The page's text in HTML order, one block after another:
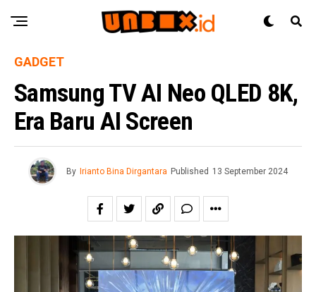
GADGET
Samsung TV AI Neo QLED 8K,
Era Baru AI Screen
By Irianto Bina Dirgantara Published 13 September 2024